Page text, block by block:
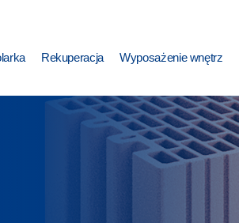
Rekuperacja Wyposażenie wnętrz